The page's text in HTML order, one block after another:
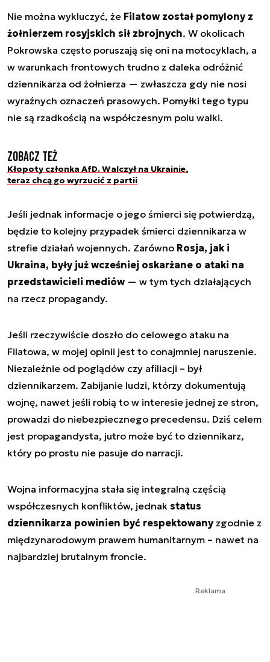
Nie można wykluczyć, że Filatow został pomylony z
żołnierzem rosyjskich sił zbrojnych. W okolicach
Pokrowska często poruszają się oni na motocyklach, a
w warunkach frontowych trudno z daleka odróżnić
dziennikarza od żołnierza — zwłaszcza gdy nie nosi
wyraźnych oznaczeń prasowych. Pomyłki tego typu
nie są rzadkością na współczesnym polu walki.
Zobacz też
Kłopoty członka AfD. Walczył na Ukrainie,
teraz chcą go wyrzucić z partii
Jeśli jednak informacje o jego śmierci się potwierdzą,
będzie to kolejny przypadek śmierci dziennikarza w
strefie działań wojennych. Zarówno Rosja, jak i
Ukraina, były już wcześniej oskarżane o ataki na
przedstawicieli mediów — w tym tych działających
na rzecz propagandy.
Jeśli rzeczywiście doszło do celowego ataku na
Filatowa, w mojej opinii jest to conajmniej naruszenie.
Niezależnie od poglądów czy afiliacji – był
dziennikarzem. Zabijanie ludzi, którzy dokumentują
wojnę, nawet jeśli robią to w interesie jednej ze stron,
prowadzi do niebezpiecznego precedensu. Dziś celem
jest propagandysta, jutro może być to dziennikarz,
który po prostu nie pasuje do narracji.
Wojna informacyjna stała się integralną częścią
współczesnych konfliktów, jednak status
dziennikarza powinien być respektowanyzgodnie z
międzynarodowym prawem humanitarnym – nawet na
najbardziej brutalnym froncie.
Reklama